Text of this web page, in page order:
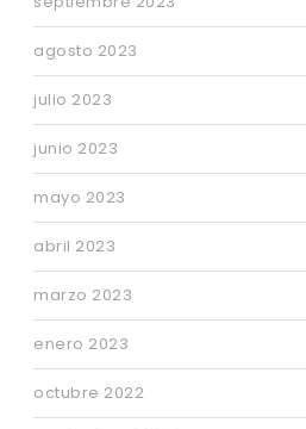
agosto 2023
julio 2023
junio 2023
mayo 2023
abril 2023
marzo 2023
enero 2023
octubre 2022